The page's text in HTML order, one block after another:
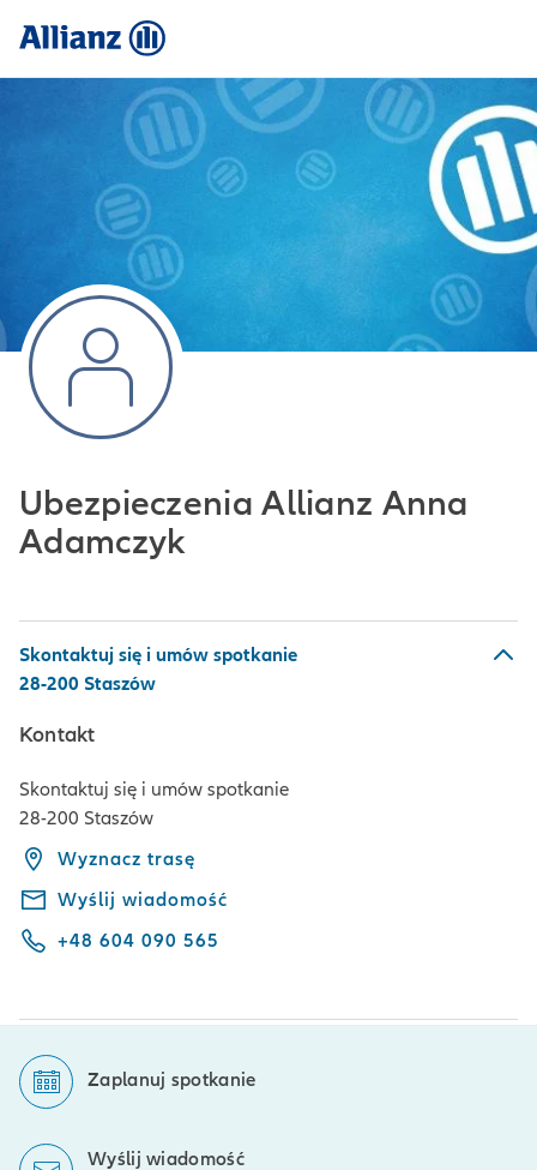
Ubezpieczenia Allianz Anna
Adamczyk
Skontaktuj się i umów spotkanie
28-200 Staszów
Kontakt
Skontaktuj się i umów spotkanie
28-200 Staszów
Wyznacz trasę
Wyślij wiadomość
+48 604 090 565
Zaplanuj spotkanie
Wyślij wiadomość